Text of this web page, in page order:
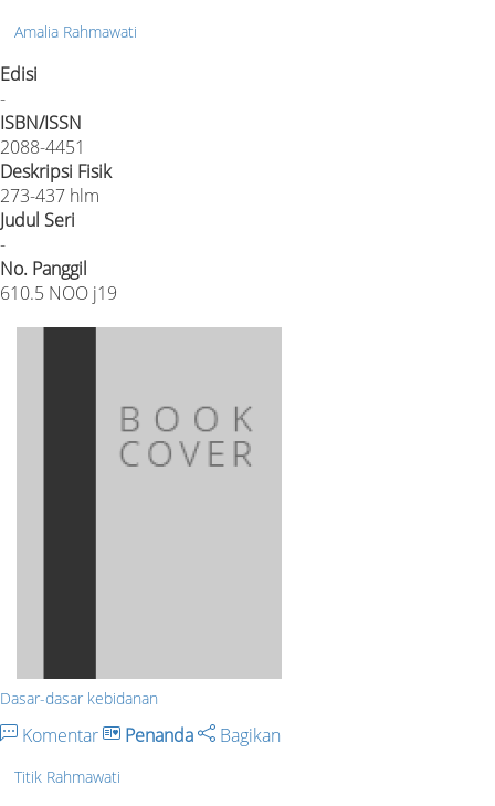
Amalia Rahmawati
Edisi
-
ISBN/ISSN
2088-4451
Deskripsi Fisik
273-437 hlm
Judul Seri
-
No. Panggil
610.5 NOO j19
Dasar-dasar kebidanan
Komentar Penanda Bagikan
Titik Rahmawati